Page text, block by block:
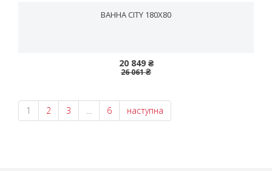
ВАННА CITY 180X80
20 849 ₴
26 061 ₴
1 2 3 ... 6 наступна